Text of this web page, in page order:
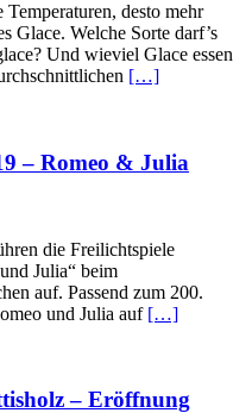
Temperaturen, desto mehr
Glace. Welche Sorte darf’s
Und wieviel Glace essen
[…]
– Romeo & Julia
die Freilichtspiele
Julia“ beim
auf. Passend zum 200.
und Julia auf […]
– Eröffnung